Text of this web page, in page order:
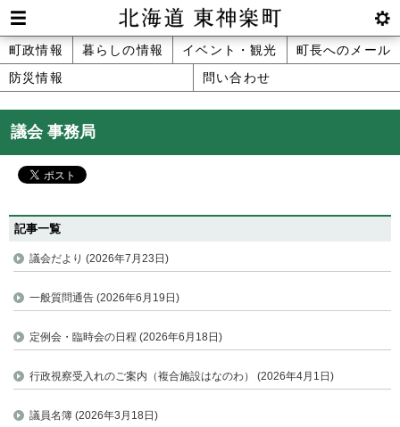
本
文
へ
メ
ュ
Men
u
btnS
ettin
北海道 東神楽町 Hokkaido
メ
ニ
ュ
町政情報 暮らしの情報 イベント・観光
町長へのメール
防災情報
問い合わせ
議会 事務局
記事一覧
議会だより (2026年7月23日)
一般質問通告 (2026年6月19日)
定例会・臨時会の日程 (2026年6月18日)
行政視察受入れのご案内（複合施設はなのわ） (2026年4月1日)
議員名簿 (2026年3月18日)